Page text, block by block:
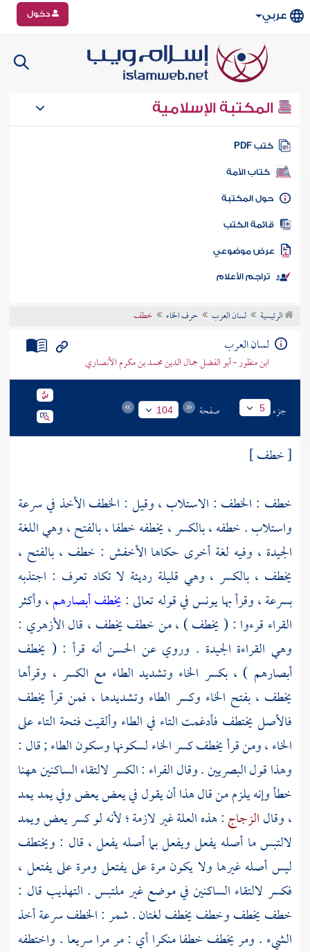
عربي دخول
المكتبة الإسلامية
كتب PDF
كتاب الأمة
المكتبة
الكتب
موضوعي
تراجم الأعلام
الرئيسية لسان العرب حرف الخاء خطف
لسان العرب
ابن منظور - أبو الفضل جمال الدين محمد بن مكرم الأنصاري
جزء 5 صفحة 104
[ خطف ]
خطف : الخطف : الاستلاب ، وقيل : الخطف الأخذ في سرعة
واستلاب . خطفه ، بالكسر ، يخطفه خطفا ، بالفتح ، وهي اللغة
الجيدة ، وفيه لغة أخرى حكاها الأخفش : خطف ، بالفتح ،
يخطف ، بالكسر ، وهي قليلة رديئة لا تكاد تعرف : اجتذبه
بسرعة ، وقرأ بهايونسفي قوله تعالى :يخطف أبصارهم، وأكثر
القراء قرءوا : ( يخطف ) ، من خطف يخطف ، قالالأزهري :
وهي القراءة الجيدة . وروي عن الحسنأنه قرأ : ( يخطف
أبصارهم ) ، بكسر الخاء وتشديد الطاء مع الكسر ، وقرأها
يخطف ، بفتح الخاء وكسر الطاء وتشديدها ، فمن قرأ يخطف
فالأصل يختطف فأدغمت التاء في الطاء وألقيت فتحة التاء على
الخاء ، ومن قرأ يخطف كسر الخاء لسكونها وسكون الطاء ; قال :
وهذا قولالبصريين. وقالالفراء : الكسر لالتقاء الساكنين ههنا
خطأ وإنه يلزم من قال هذا أن يقول في يعض يعض وفي يمد يمد
، وقالالزجاج: هذه العلة غير لازمة ؛ لأنه لو كسر يعض ويمد
لالتبس ما أصله يفعل ويفعل بما أصله يفعل ، قال : ويختطف
ليس أصله غيرها ولا يكون مرة على يفتعل ومرة على يفتعل ،
فكسر لالتقاء الساكنين في موضع غير ملتبس . التهذيب قال :
خطف يخطف وخطف يخطف لغتان .شمر: الخطف سرعة أخذ
الشيء . ومر يخطف خطفا منكرا أي : مر مرا سريعا . واختطفه